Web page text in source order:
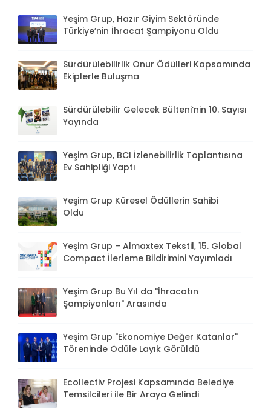
Yeşim Grup, Hazır Giyim Sektöründe
Türkiye’nin İhracat Şampiyonu Oldu
Sürdürülebilirlik Onur Ödülleri Kapsamında
Ekiplerle Buluşma
Sürdürülebilir Gelecek Bülteni’nin 10. Sayısı
Yayında
Yeşim Grup, BCI İzlenebilirlik Toplantısına
Ev Sahipliği Yaptı
Yeşim Grup Küresel Ödüllerin Sahibi
Oldu
Yeşim Grup – Almaxtex Tekstil, 15. Global
Compact İlerleme Bildirimini Yayımladı
Yeşim Grup Bu Yıl da "İhracatın
Şampiyonları" Arasında
Yeşim Grup "Ekonomiye Değer Katanlar"
Töreninde Ödüle Layık Görüldü
Ecollectiv Projesi Kapsamında Belediye
Temsilcileri ile Bir Araya Gelindi